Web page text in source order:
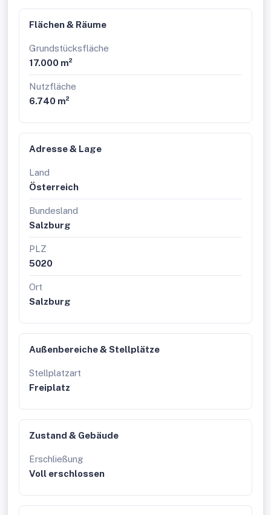
Flächen & Räume
Grundstücksfläche
17.000 m²
Nutzfläche
6.740 m²
Adresse & Lage
Land
Österreich
Bundesland
Salzburg
PLZ
5020
Ort
Salzburg
Außenbereiche & Stellplätze
Stellplatzart
Freiplatz
Zustand & Gebäude
Erschließung
Voll erschlossen